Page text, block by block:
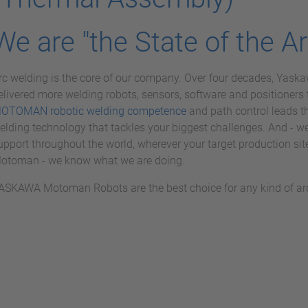
are "the State of the
welding is the core of our company. Over four decades,
more welding robots, sensors, software and
robotic welding competenceand path control leads
technology that tackles your biggest challenges. And -
throughout the world, wherever your target production
- we know what we are doing.
Motoman Robots are the best choice for any kind of